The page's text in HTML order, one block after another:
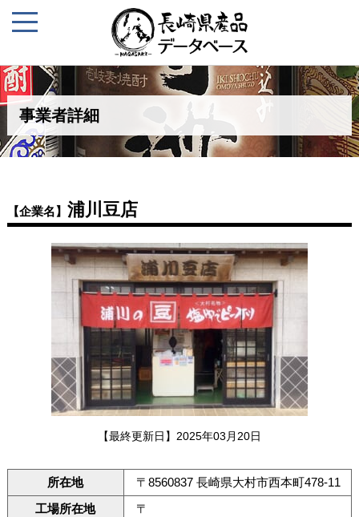
事業者詳細
【企業名】 浦川豆店
【最終更新日】2025年03月20日
所在地
〒8560837 長崎県大村市西本町478-11
工場所在地
〒